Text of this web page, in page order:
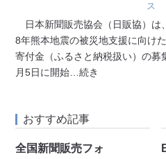
ス
日本新聞販売協会（日販協）は
8年熊本地震の被災地支援に向け
寄付金（ふるさと納税扱い）の募
月5日に開始…続き
おすすめ記事
全国新聞販売フォ